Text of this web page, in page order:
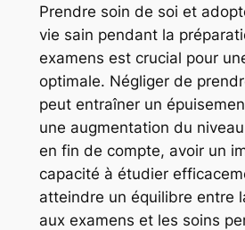
Prendre soin de soi et
vie sain pendant la
examens est crucial pour
optimale. Négliger de
peut entraîner un
une augmentation du
en fin de compte, avoir un
capacité à étudier
atteindre un équilibre entre
aux examens et les soins